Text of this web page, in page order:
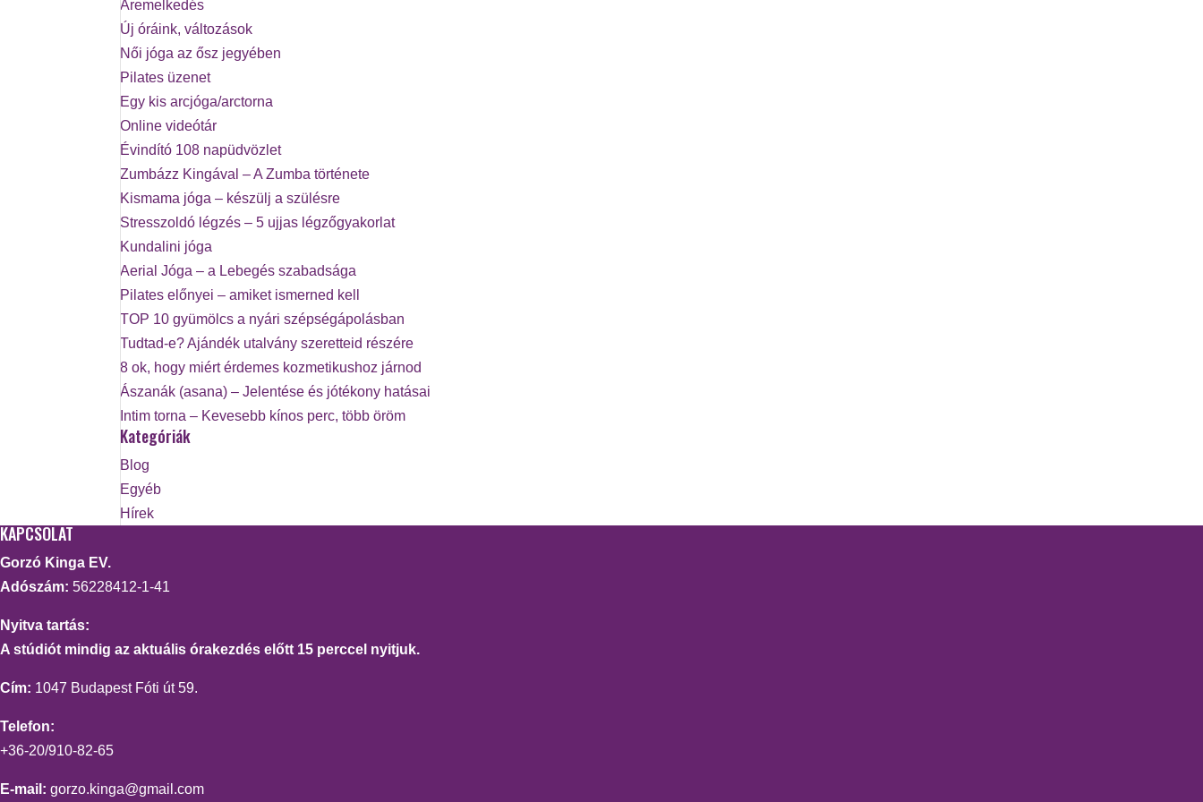
Áremelkedés
Új óráink, változások
Női jóga az ősz jegyében
Pilates üzenet
Egy kis arcjóga/arctorna
Online videótár
Évindító 108 napüdvözlet
Zumbázz Kingával – A Zumba története
Kismama jóga – készülj a szülésre
Stresszoldó légzés – 5 ujjas légzőgyakorlat
Kundalini jóga
Aerial Jóga – a Lebegés szabadsága
Pilates előnyei – amiket ismerned kell
TOP 10 gyümölcs a nyári szépségápolásban
Tudtad-e? Ajándék utalvány szeretteid részére
8 ok, hogy miért érdemes kozmetikushoz járnod
Ászanák (asana) – Jelentése és jótékony hatásai
Intim torna – Kevesebb kínos perc, több öröm
Kategóriák
Blog
Egyéb
Hírek
KAPCSOLAT
Gorzó Kinga EV.
Adószám: 56228412-1-41
Nyitva tartás:
A stúdiót mindig az aktuális órakezdés előtt 15 perccel nyitjuk.
Cím: 1047 Budapest Fóti út 59.
Telefon:
+36-20/910-82-65
E-mail: gorzo.kinga@gmail.com